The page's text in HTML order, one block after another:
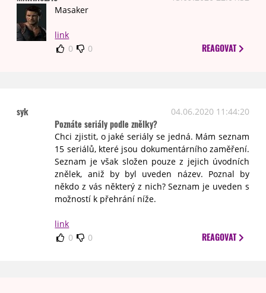
Masaker
link
0
0 REAGOVAT
syk 04.06.2020 11:44:20
Poznáte seriály podle znělky?
Chci zjistit, o jaké seriály se jedná. Mám seznam
15 seriálů, které jsou dokumentárního zaměření.
Seznam je však složen pouze z jejich úvodních
znělek, aniž by byl uveden název. Poznal by
někdo z vás některý z nich? Seznam je uveden s
možností k přehrání níže.
link
0
0 REAGOVAT